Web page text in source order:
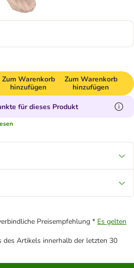
Zum Warenkorb
hinzufügen
Zum Warenkorb
hinzufügen
für dieses Produkt
Preisempfehlung * Es gelten
des Artikels innerhalb der letzten 30